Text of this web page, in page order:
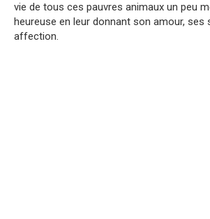
vie de tous ces pauvres animaux un peu
heureuse en leur donnant son amour, ses
affection.